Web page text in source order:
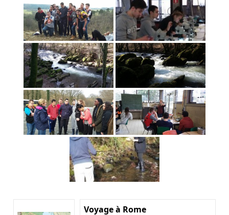
Voyage à Rome